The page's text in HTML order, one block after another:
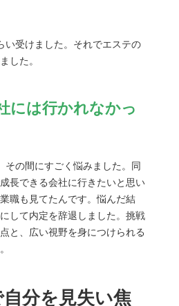
い受けました。それでエステの
した。
には行かれなかっ
その間にすごく悩みました。同
長できる会社に行きたいと思い
職も見てたんです。悩んだ結
して内定を辞退しました。挑戦
と、広い視野を身につけられる
分を見失い焦